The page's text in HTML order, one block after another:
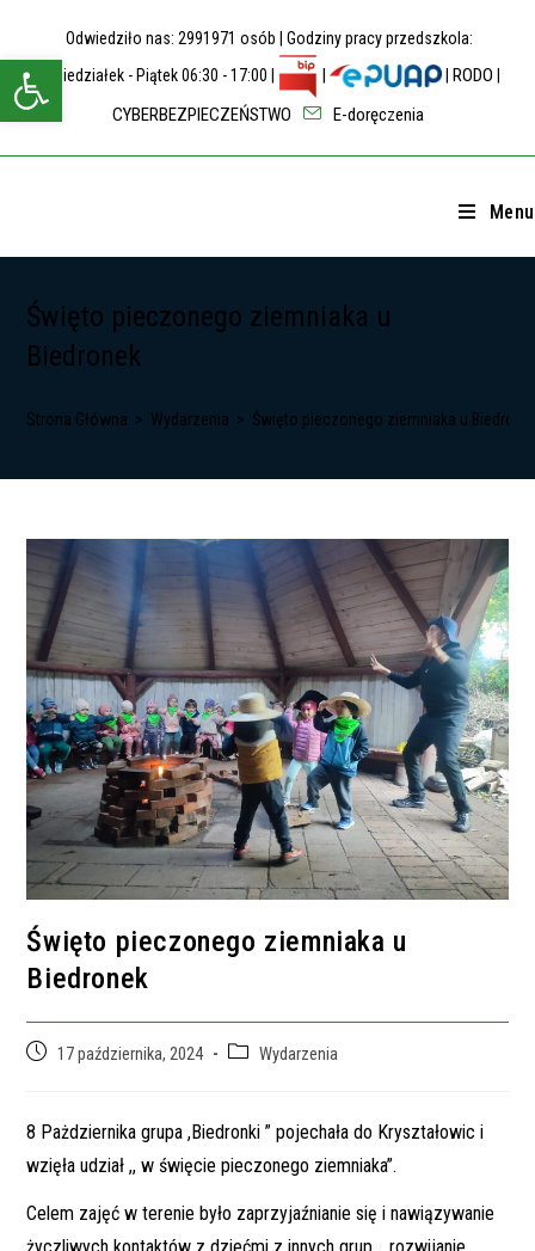
Open toolbar
content
Odwiedziło nas: 2991971 osób | Godziny pracy przedszkola:
Poniedziałek - Piątek 06:30 - 17:00 |
| | RODO
CYBERBEZPIECZEŃSTWO E-doręczenia
Menu
Święto pieczonego ziemniaka u
Biedronek
Strona Główna > Wydarzenia > Święto pieczonego ziemniaka u
Święto pieczonego ziemniaka u
Biedronek
Post17 października, 2024
PostWydarzenia
8 Pażdziernika grupa ,Biedronki ” pojechała do Kryształowic i
wzięła udział ,, w święcie pieczonego ziemniaka”.
Celem zajęć w terenie było zaprzyjaźnianie się i nawiązywanie